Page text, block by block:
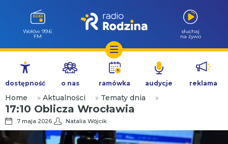
Przejdź
treści
Wołów 99.6
FM
słuchaj
na żywo
dostępność o nas ramówka audycje reklama
Home » Aktualności » Tematy dnia »
17:10 Oblicza Wrocławia
7 maja 2026 Natalia Wójcik